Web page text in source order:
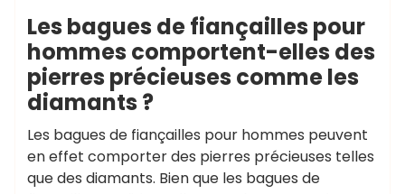
Les bagues de fiançailles pour
hommes comportent-elles des
pierres précieuses comme les
diamants ?
Les bagues de fiançailles pour hommes peuvent
en effet comporter des pierres précieuses telles
que des diamants. Bien que les bagues de